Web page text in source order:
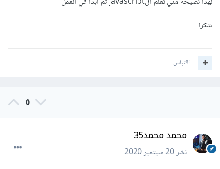
شكرا
اقتباس
0
محمد محمد35
نشر20 سبتمبر 2020